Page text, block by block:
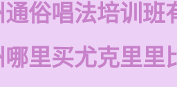
俗唱法培训班
里买尤克里里